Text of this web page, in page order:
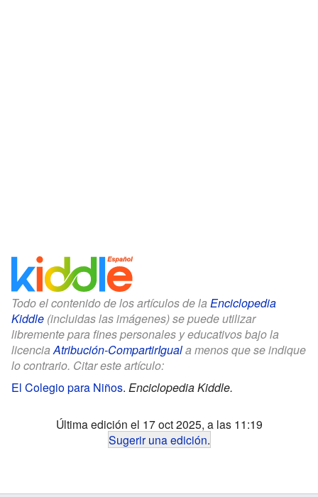
Todo el contenido de los artículos de la Enciclopedia
Kiddle (incluidas las imágenes) se puede utilizar
libremente para fines personales y educativos bajo la
licencia Atribución-CompartirIguala menos que se indique
lo contrario. Citar este artículo:
El Colegio para Niños. Enciclopedia Kiddle.
Última edición el 17 oct 2025, a las 11:19
Sugerir una edición.